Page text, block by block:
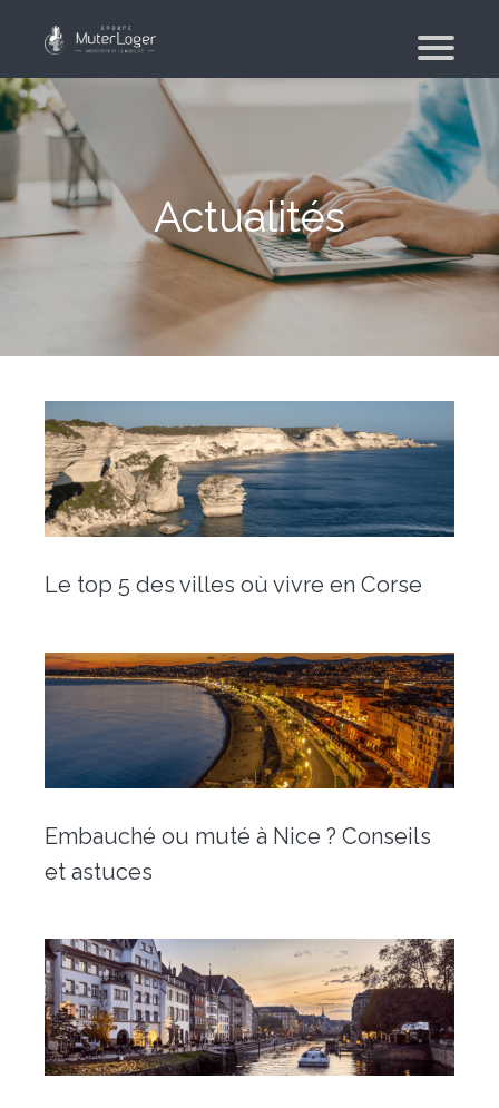
Nos engagements
Moving Planner
Logement
Votre recherche de logement
Votre agence immobilière
Location saisonnière
Déménagement
Déménagement particulier & collaborateur
Déménagement militaire – PFMD Officielle
Conciergerie
Nos outils
Contact
Actualités
Le top 5 des villes où vivre en Corse
Embauché ou muté à Nice ? Conseils
et astuces